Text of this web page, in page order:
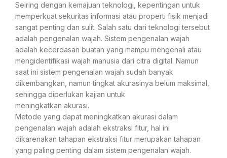
Seiring dengan kemajuan teknologi, kepentingan untuk
memperkuat sekuritas informasi atau properti fisik menjadi
sangat penting dan sulit. Salah satu dari teknologi tersebut
adalah pengenalan wajah. Sistem pengenalan wajah
adalah kecerdasan buatan yang mampu mengenali atau
mengidentifikasi wajah manusia dari citra digital. Namun
saat ini sistem pengenalan wajah sudah banyak
dikembangkan, namun tingkat akurasinya belum maksimal,
sehingga diperlukan kajian untuk
meningkatkan akurasi.
Metode yang dapat meningkatkan akurasi dalam
pengenalan wajah adalah ekstraksi fitur, hal ini
dikarenakan tahapan ekstraksi fitur merupakan tahapan
yang paling penting dalam sistem pengenalan wajah.